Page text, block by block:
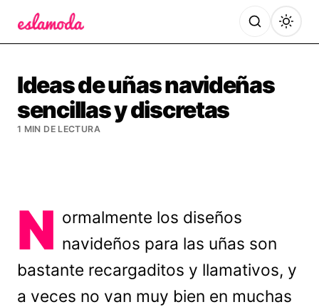
Ideas de uñas navideñas
sencillas y discretas
1 MIN DE LECTURA
N ormalmente los diseños
navideños para las uñas son
bastante recargaditos y llamativos, y
a veces no van muy bien en muchas